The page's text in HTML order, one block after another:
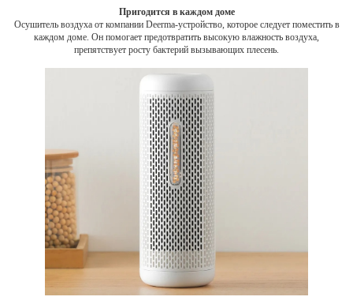
Пригодится в каждом доме
Осушитель воздуха от компании Deerma-устройство, которое следует поместить в
каждом доме. Он помогает предотвратить высокую влажность воздуха,
препятствует росту бактерий вызывающих плесень.